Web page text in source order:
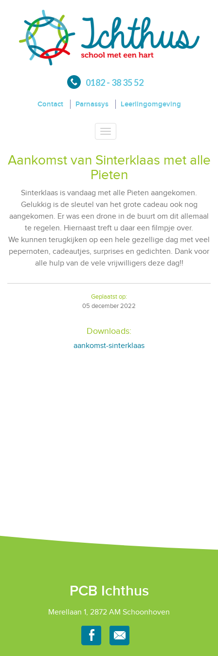
0182 - 38 35 52
Contact Parnassys Leerlingomgeving
Toggle
navigation
Aankomst van Sinterklaas met alle
Pieten
Sinterklaas is vandaag met alle Pieten aangekomen.
Gelukkig is de sleutel van het grote cadeau ook nog
aangekomen. Er was een drone in de buurt om dit allemaal
te regelen. Hiernaast treft u daar een filmpje over.
We kunnen terugkijken op een hele gezellige dag met veel
pepernoten, cadeautjes, surprises en gedichten. Dank voor
alle hulp van de vele vrijwilligers deze dag!!
Geplaatst op:
05 december2022
Downloads:
aankomst-sinterklaas
PCB Ichthus
Merellaan 1, 2872 AM Schoonhoven